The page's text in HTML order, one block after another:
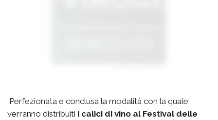
Perfezionata e conclusa la modalità con la quale
verranno distribuiti i calici di vino al Festival delle